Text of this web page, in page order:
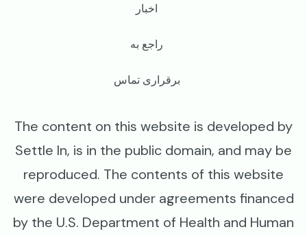
اخبار
راجع به
برقراری تماس
The content on this website is developed by
Settle In, is in the public domain, and may be
reproduced. The contents of this website
were developed under agreements financed
by the U.S. Department of Health and Human